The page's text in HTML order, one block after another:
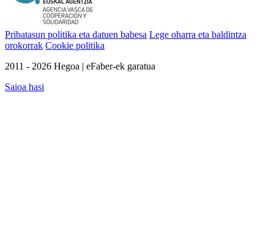
Pribatasun politika eta datuen babesa Lege oharra eta baldintza
orokorrak Cookie politika
2011 - 2026 Hegoa | eFaber-ek garatua
Saioa hasi